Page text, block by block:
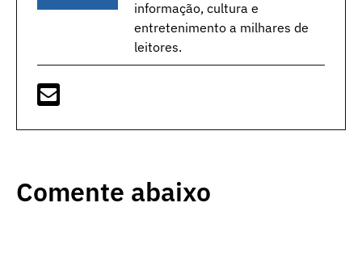
informação, cultura e
entretenimento a milhares de
leitores.
Comente abaixo